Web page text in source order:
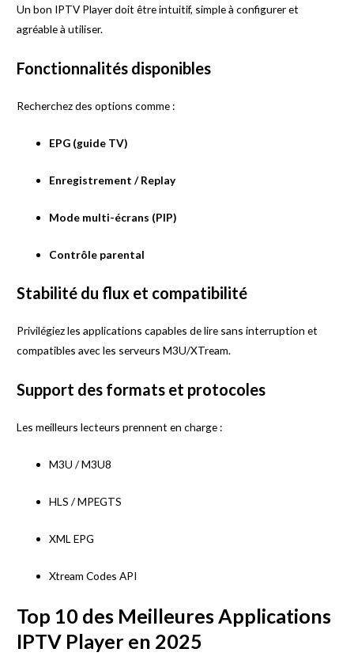
Un bon IPTV Player doit être intuitif, simple à configurer et
agréable à utiliser.
Fonctionnalités disponibles
Recherchez des options comme :
EPG (guide TV)
Enregistrement / Replay
Mode multi-écrans (PIP)
Contrôle parental
Stabilité du flux et compatibilité
Privilégiez les applications capables de lire sans interruption et
compatibles avec les serveurs M3U/XTream.
Support des formats et protocoles
Les meilleurs lecteurs prennent en charge :
M3U / M3U8
HLS / MPEGTS
XML EPG
Xtream Codes API
Top 10 des Meilleures Applications
IPTV Player en 2025